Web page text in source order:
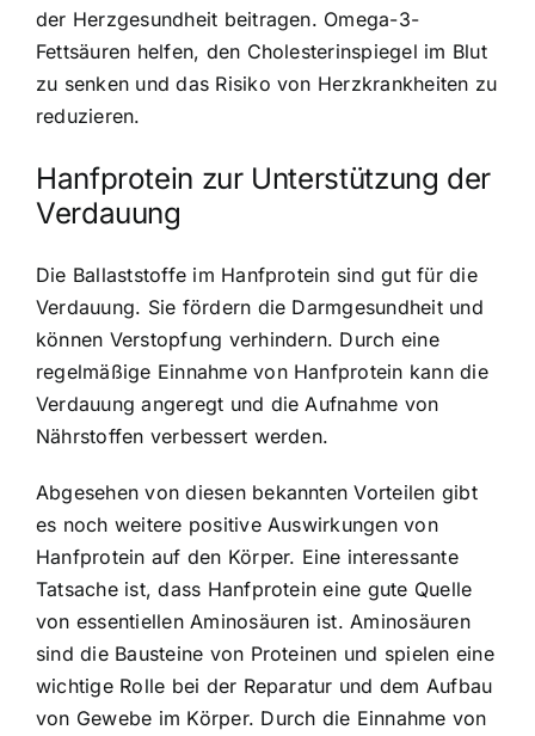
der Herzgesundheit beitragen. Omega-3-
Fettsäuren helfen, den Cholesterinspiegel im Blut
zu senken und das Risiko von Herzkrankheiten zu
reduzieren.
Hanfprotein zur Unterstützung der
Verdauung
Die Ballaststoffe im Hanfprotein sind gut für die
Verdauung. Sie fördern die Darmgesundheit und
können Verstopfung verhindern. Durch eine
regelmäßige Einnahme von Hanfprotein kann die
Verdauung angeregt und die Aufnahme von
Nährstoffen verbessert werden.
Abgesehen von diesen bekannten Vorteilen gibt
es noch weitere positive Auswirkungen von
Hanfprotein auf den Körper. Eine interessante
Tatsache ist, dass Hanfprotein eine gute Quelle
von essentiellen Aminosäuren ist. Aminosäuren
sind die Bausteine von Proteinen und spielen eine
wichtige Rolle bei der Reparatur und dem Aufbau
von Gewebe im Körper. Durch die Einnahme von